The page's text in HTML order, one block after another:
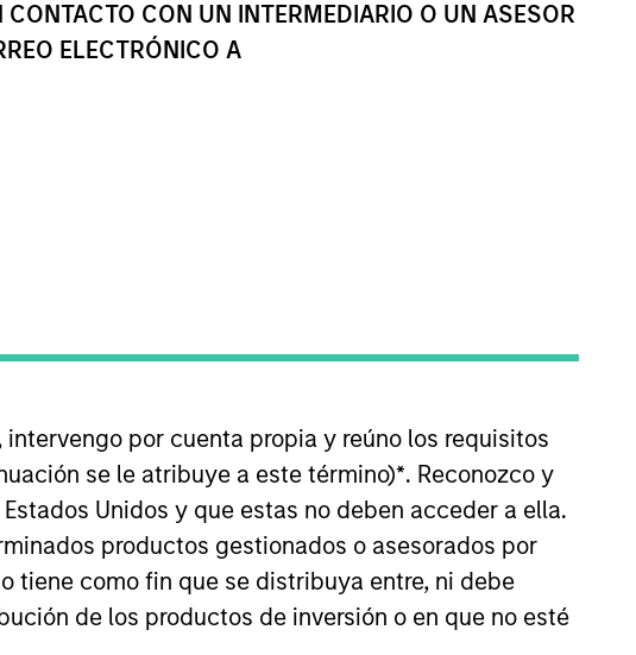
CON UN INTERMEDIARIO O UN ASESOR
ELECTRÓNICO A
por cuenta propia y reúno los requisitos
se le atribuye a este término)*. Reconozco y
Unidos y que estas no deben acceder a ella.
productos gestionados o asesorados por
tiene como fin que se distribuya entre, ni debe
de los productos de inversión o en que no esté
is no guarantee that the investment mentioned
holdings). The trademarks and service marks
authorized, sponsored, or otherwise approved by
site. We are providing these hyperlinks to you
approval, investigation, verification or
for the information contained on the site